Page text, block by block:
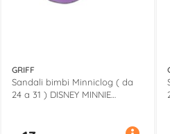
GRIFF
Sandali bimbi Minniclog ( da
24 a 31 ) DISNEY MINNIE